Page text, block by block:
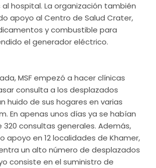
hospital. La organización también
apoyo al Centro de Salud Crater,
y combustible para
el generador eléctrico.
MSF empezó a hacer clínicas
consulta a los desplazados
huido de sus hogares en varias
En apenas unos días ya se habían
consultas generales. Además,
apoyo en 12 localidades de Khamer,
un alto número de desplazados
consiste en el suministro de